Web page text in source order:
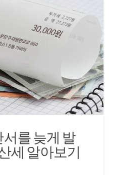
를 늦게 발
세 알아보기